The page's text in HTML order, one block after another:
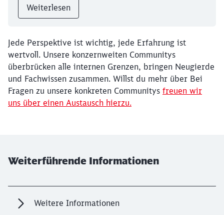
Weiterlesen
Jede Perspektive ist wichtig, jede Erfahrung ist
wertvoll. Unsere konzernweiten Communitys
überbrücken alle internen Grenzen, bringen Neugierde
und Fachwissen zusammen. Willst du mehr über Bei
Fragen zu unsere konkreten Communitys freuen wir
uns über einen Austausch hierzu.
Weiterführende Informationen
Weitere Informationen